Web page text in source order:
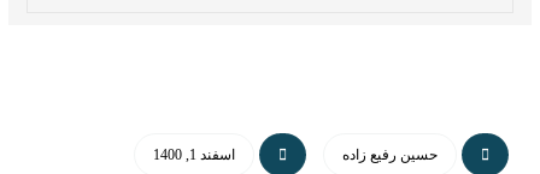
حسین رفیع زاده اسفند 1, 1400